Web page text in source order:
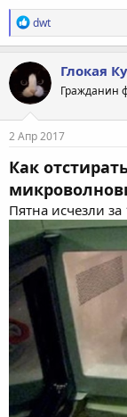
Р
е
а
к
ц
и
и
:
dwt
Глокая
Гражданин
2 Апр 2017
Как
Пятна исчезли